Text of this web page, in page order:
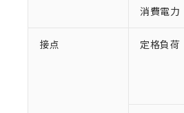
消費電力
接点 定格負荷